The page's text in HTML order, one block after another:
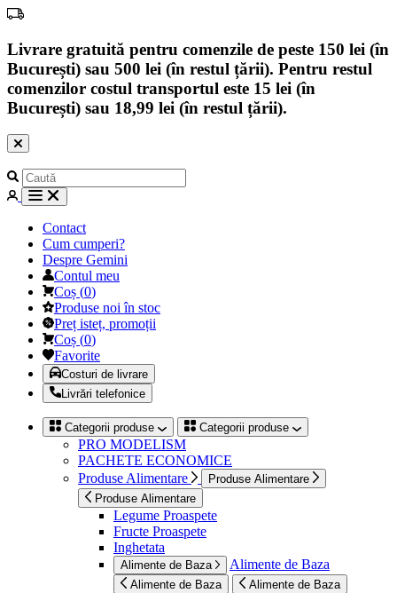
Livrare gratuită pentru comenzile de peste 150 lei (în
București) sau 500 lei (în restul țării). Pentru restul
comenzilor costul transportul este 15 lei (în
București) sau 18,99 lei (în restul țării).
Contact
Cum cumperi?
Despre Gemini
Contul meu
Coș (0)
Produse noi în stoc
Preț isteț, promoții
Coș (0)
Favorite
Costuri de livrare
Livrări telefonice
Categorii produse Categorii produse
PRO MODELISM
PACHETE ECONOMICE
Produse Alimentare
Produse Alimentare
Produse Alimentare
Legume Proaspete
Fructe Proaspete
Inghetata
Alimente de Baza Alimente de Baza
Alimente de Baza Alimente de Baza